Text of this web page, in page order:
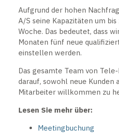
Aufgrund der hohen
A/S seine Kapazitäten um
Woche. Das bedeutet, dass
Monaten fünf neue
einstellen werden.
Das gesamte Team von
darauf, sowohl neue Kunden
Mitarbeiter willkommen zu
Lesen Sie mehr über:
Meetingbuchung